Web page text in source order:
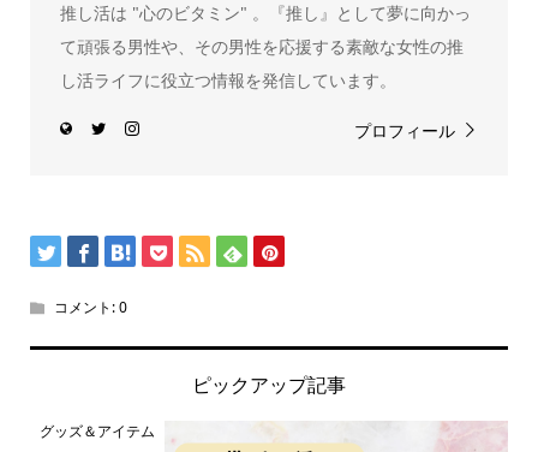
推し活は "心のビタミン" 。『推し』として夢に向かっ
て頑張る男性や、その男性を応援する素敵な女性の推
し活ライフに役立つ情報を発信しています。
プロフィール
コメント:0
ピックアップ記事
グッズ＆アイテム